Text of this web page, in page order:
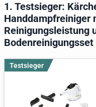
1. Testsieger:
Handdampfreiniger
Reinigungsleistung
Bodenreinigungsset
Testsieger